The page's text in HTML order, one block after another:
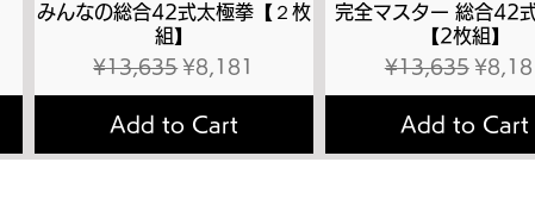
みんなの総合42式太極拳【２枚
組】
Regular Price
¥13,635 Sale Price
¥8,181
Add to Cart
完全マスター 総合42
【2枚組】
Regular Price
¥13,635 Sale
Add to Cart